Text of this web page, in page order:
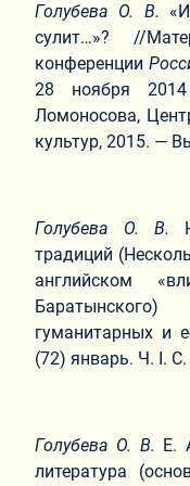
Голубева О. В.
сулит…»? //
конференции
28 ноября
Ломоносова,
культур, 2015. —
Голубева О. В.
традиций
английском
гуманитарных и
(72) январь. Ч. I.
Голубева О. В. Е.
литература